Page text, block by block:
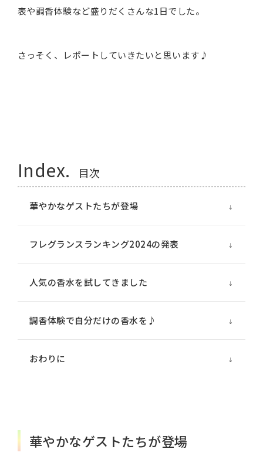
表や調香体験など盛りだくさんな1日でした。
さっそく、レポートしていきたいと思います♪
Index. 目次
華やかなゲストたちが登場
フレグランスランキング2024の発表
人気の香水を試してきました
調香体験で自分だけの香水を♪
おわりに
華やかなゲストたちが登場